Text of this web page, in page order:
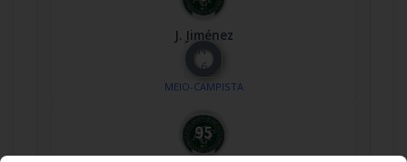
J. Jiménez
Nº
6
MEIO-CAMPISTA